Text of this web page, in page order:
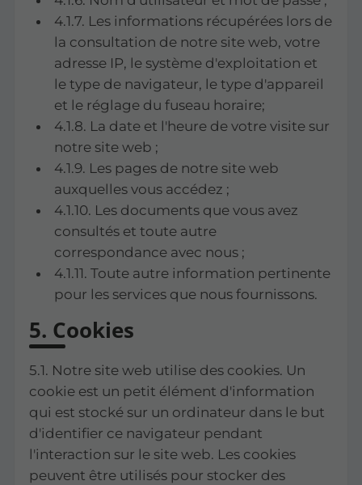
4.1.7. Les informations récupérées lors de
la consultation de notre site web, votre
adresse IP, le système d'exploitation et
le type de navigateur, le type d'appareil
et le réglage du fuseau horaire;
4.1.8. La date et l'heure de votre visite sur
notre site web ;
4.1.9. Les pages de notre site web
auxquelles vous accédez ;
4.1.10. Les documents que vous avez
consultés et toute autre
correspondance avec nous ;
4.1.11. Toute autre information pertinente
pour les services que nous fournissons.
5. Cookies
5.1. Notre site web utilise des cookies. Un
cookie est un petit élément d'information
qui est stocké sur un ordinateur dans le but
d'identifier ce navigateur pendant
l'interaction sur le site web. Les cookies
peuvent être utilisés pour stocker des